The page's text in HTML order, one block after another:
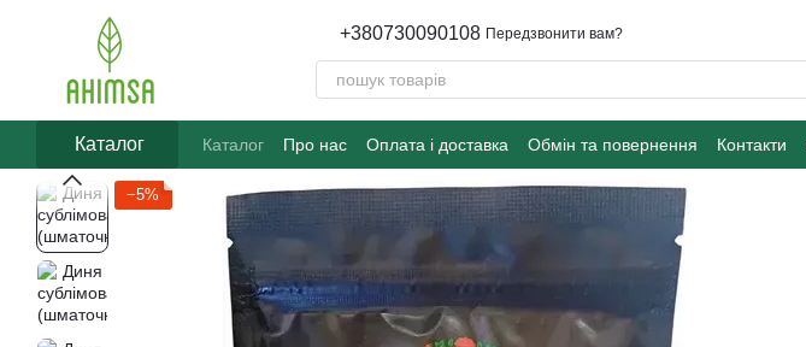
Перейти до основного контенту
+380730090108 Передзвонити вам?
Каталог Каталог Про нас Оплата і доставка Обмін та повернення Контакти
−5%